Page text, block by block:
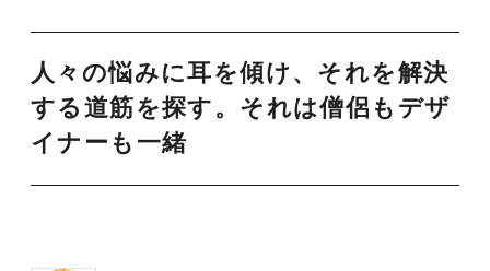
人々の悩みに耳を傾け、それを解決
する道筋を探す。それは僧侶もデザ
イナーも一緒